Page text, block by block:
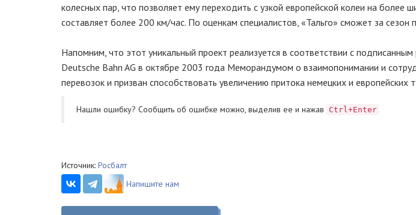
колесных пар, что позволяет ему переходить с узкой европейской колеи на более
составляет более 200 км/час. По оценкам специалистов, «Тальго» сможет за сезон
Напомним, что этот уникальный проект реализуется в соответствии с
Deutsche Bahn AG в октябре 2003 года Меморандумом о взаимопонимании и
перевозок и призван способствовать увеличению притока немецких и европейских
Нашли ошибку? Cообщить об ошибке можно, выделив ее и нажав Ctrl+Enter
Источник: Росбалт
Напишите нам